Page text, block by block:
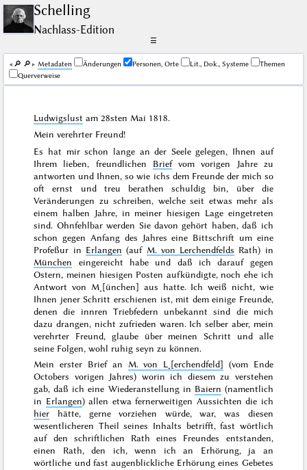
Schelling
Nachlass-Edition
☰
🔎︎ 🔎︎ Me­ta­da­ten Änderungen Personen, Orte Lit., Dok., Systeme
Themen
Querverweise
Ludwigslust am28sten Mai 1818.
Mein verehrter Freund!
Es hat mir schon lange an der Seele gelegen, Ihnen auf
Ihrem lieben, freundlichen Briefvomvorigen Jahrezu
antworten und Ihnen, so wie ichs dem Freunde der mich so
oft ernst und treu berathen schuldig bin, über die
Veränderungen zu schreiben, welche seit etwas mehr als
einem halben Jahre, in meiner hiesigen Lage eingetreten
sind. Ohnfehlbar werden Sie davon gehört haben, daß ich
schon gegen Anfang des Jahres eine Bittschrift um eine
Profeßur in Erlangen (auf M. von Lerchendfelds Rath) in
München eingereicht habe und daß ich darauf gegen
Ostern, meinen hiesigen Posten aufkündigte, noch ehe ich
Antwort von M˖[ünchen] aus hatte. Ich weiß nicht, wie
Ihnen jener Schritt erschienen ist, mit dem einige Freunde,
denen die innren Triebfedern unbekannt sind die mich
dazu drangen, nicht zufrieden waren. Ich selber aber, mein
verehrter Freund, glaube über meinen Schritt und alle
seine Folgen, wohl ruhig seyn zu können.
Mein erster Brief an M. von L˖[erchendfeld] (vom Ende
Octobers vorigen Jahres) worin ich diesem zu verstehen
gab, daß ich eine Wiederanstellung in Baiern (namentlich
in Erlangen) allen etwa fernerweitigen Aussichten die ich
hier hätte, gerne vorziehen würde, war, was diesen
wesentlicheren Theil seines Inhalts betrifft, fast wörtlich
auf den schriftlichen Rath eines Freundes entstanden,
einen Rath, den ich, wenn ich an Erhörung, ja an
wörtliche und fast augenblickliche Erhörung eines Gebetes